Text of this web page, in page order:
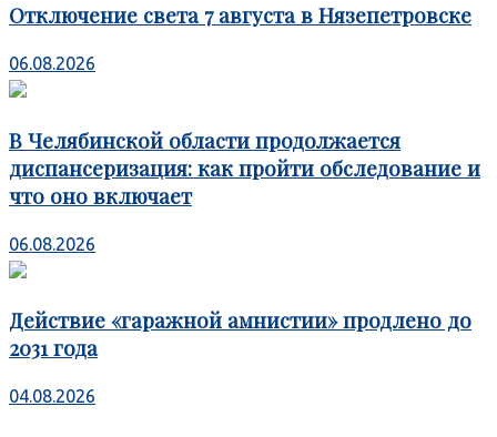
Отключение света 7 августа в Нязепетровске
06.08.2026
В Челябинской области продолжается
диспансеризация: как пройти обследование и
что оно включает
06.08.2026
Действие «гаражной амнистии» продлено до
2031 года
04.08.2026